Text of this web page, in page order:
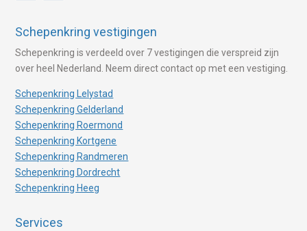
Schepenkring vestigingen
Schepenkring is verdeeld over 7 vestigingen die verspreid zijn
over heel Nederland. Neem direct contact op met een vestiging.
Schepenkring Lelystad
Schepenkring Gelderland
Schepenkring Roermond
Schepenkring Kortgene
Schepenkring Randmeren
Schepenkring Dordrecht
Schepenkring Heeg
Services